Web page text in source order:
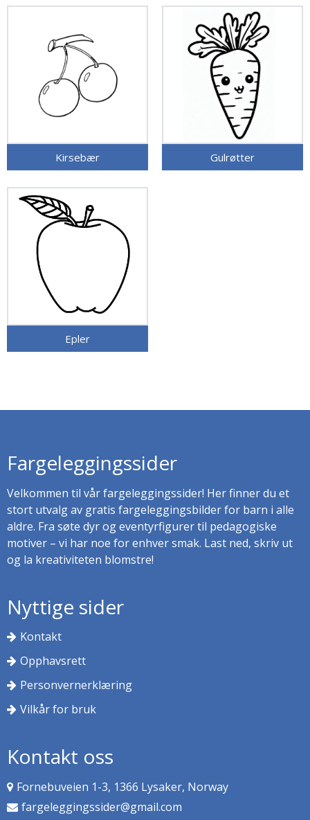
Kirsebær Gulrøtter
Epler
Fargeleggingssider
Velkommen til vår fargeleggingssider! Her finner du et
stort utvalg av gratis fargeleggingsbilder for barn i alle
aldre. Fra søte dyr og eventyrfigurer til pedagogiske
motiver – vi har noe for enhver smak. Last ned, skriv ut
og la kreativiteten blomstre!
Nyttige sider
Kontakt
Opphavsrett
Personvernerklæring
Vilkår for bruk
Kontakt oss
Fornebuveien 1-3, 1366 Lysaker, Norway
fargeleggingssider@gmail.com